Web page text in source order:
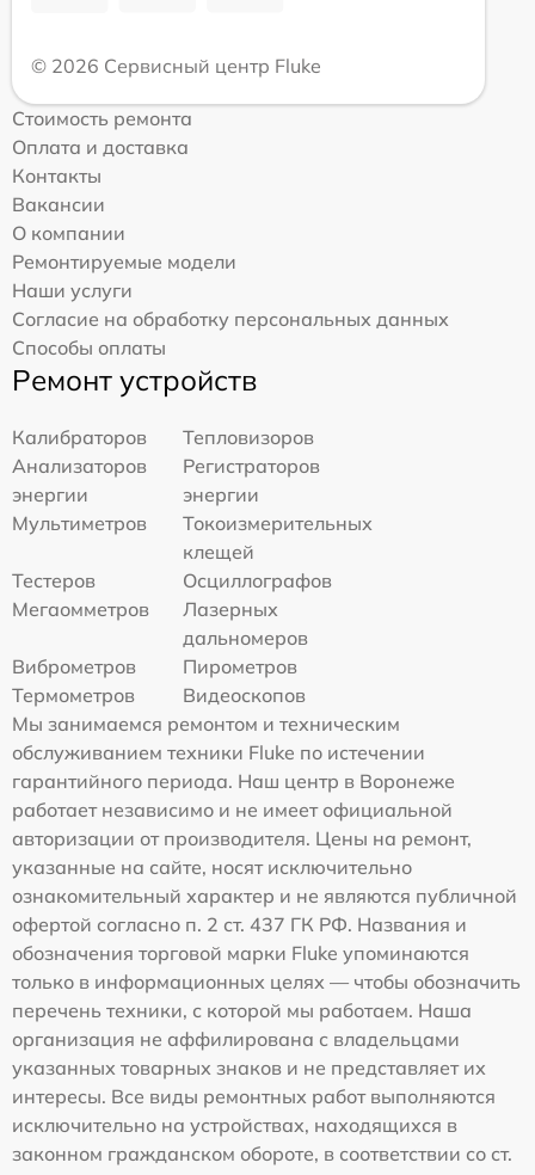
© 2026 Сервисный центр Fluke
Стоимость ремонта
Оплата и доставка
Контакты
Вакансии
О компании
Ремонтируемые модели
Наши услуги
Согласие на обработку персональных данных
Способы оплаты
Ремонт устройств
Калибраторов
Тепловизоров
Анализаторов
энергии
Регистраторов
энергии
Мультиметров
Токоизмерительных
клещей
Тестеров
Осциллографов
Мегаомметров
Лазерных
дальномеров
Виброметров
Пирометров
Термометров
Видеоскопов
Мы занимаемся ремонтом и техническим
обслуживанием техники Fluke по истечении
гарантийного периода. Наш центр в Воронеже
работает независимо и не имеет официальной
авторизации от производителя. Цены на ремонт,
указанные на сайте, носят исключительно
ознакомительный характер и не являются публичной
офертой согласно п. 2 ст. 437 ГК РФ. Названия и
обозначения торговой марки Fluke упоминаются
только в информационных целях — чтобы обозначить
перечень техники, с которой мы работаем. Наша
организация не аффилирована с владельцами
указанных товарных знаков и не представляет их
интересы. Все виды ремонтных работ выполняются
исключительно на устройствах, находящихся в
законном гражданском обороте, в соответствии со ст.